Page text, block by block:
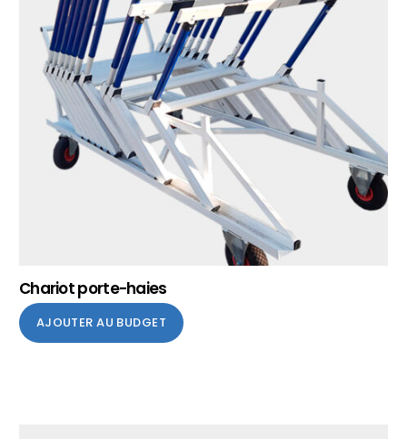
Chariot porte-haies
AJOUTER AU BUDGET